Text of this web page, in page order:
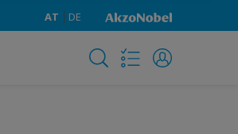
AT DE